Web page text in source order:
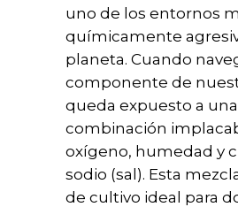
uno de los entornos
químicamente
planeta. Cuando
componente de
queda expuesto a una
combinación
oxígeno, humedad y
sodio (sal). Esta
de cultivo ideal para